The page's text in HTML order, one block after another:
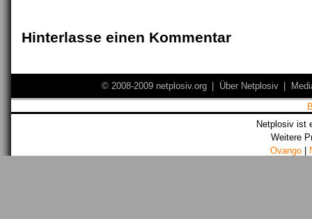
Hinterlasse einen Kommentar
© 2008-2009 netplosiv.org Über Netplosiv
Netplosiv ist
Weitere
Ovango